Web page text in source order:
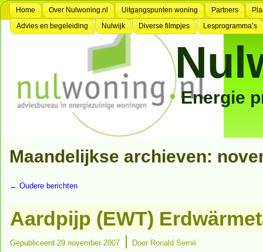
Home Over Nulwoning.nl Uitgangspunten woning Partners
Advies en begeleiding
Nulwijk Diverse filmpjes Lesprogramma’s
Energie
Maandelijkse archieven:
← Oudere berichten
Aardpijp (EWT)
Gepubliceerd 29 november 2007 | Door Ronald Serné